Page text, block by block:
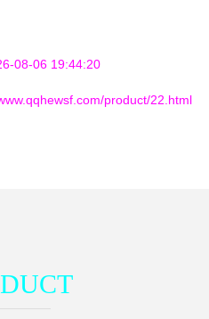
08-06 19:44:20
product/22.html